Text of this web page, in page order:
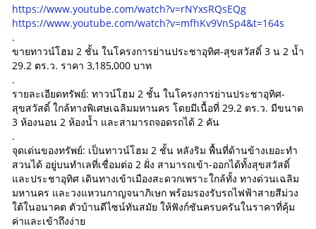
https://www.youtube.com/watch?v=rNYxsRQsEQg
https://www.youtube.com/watch?v=mfhKv9VnSp4&t=164s
.
ขายทาวน์โฮม 2 ชั้น ในโครงการย่านประชาอุทิศ-สุขสวัสดิ์ 3 น 2 น้ำ
29.2 ตร.ว. ราคา 3,185,000 บาท
.
รายละเอียดทรัพย์: ทาวน์โฮม 2 ชั้น ในโครงการย่านประชาอุทิศ-
สุขสวัสดิ์ ใกล้ทางพิเศษเฉลิมมหานคร โดยมีเนื้อที่ 29.2 ตร.ว. มีขนาด
3 ห้องนอน 2 ห้องน้ำ และสามารถจอดรถได้ 2 คัน
.
จุดเด่นของทรัพย์: เป็นทาวน์โฮม 2 ชั้น หลังริม พื้นที่ด้านข้างเยอะทำ
สวนได้ อยู่บนทำเลที่เชื่อมต่อ 2 ฝั่ง สามารถเข้า-ออกได้ทั้งสุขสวัสดิ์
และประชาอุทิศ เดินทางเข้าเมืองสะดวกเพราะใกล้ทั้ง ทางด่วนเฉลิม
มหานคร และวงแหวนกาญจนาภิเษก พร้อมรองรับรถไฟฟ้าสายสีม่วง
ใต้ในอนาคต ตัวบ้านดีไซน์ทันสมัย ให้ฟังก์ชันครบครันในราคาที่คุ้ม
ค่าและเข้าถึงง่าย